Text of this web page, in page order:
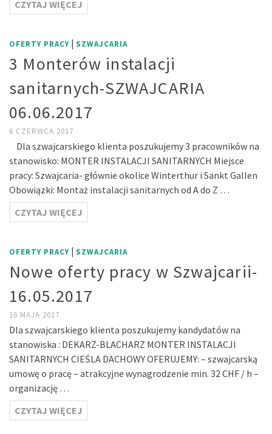
CZYTAJ WIĘCEJ
OFERTY PRACY | SZWAJCARIA
3 Monterów instalacji
sanitarnych-SZWAJCARIA
06.06.2017
6 CZERWCA 2017
Dla szwajcarskiego klienta poszukujemy 3 pracowników na
stanowisko: MONTER INSTALACJI SANITARNYCH Miejsce
pracy: Szwajcaria- głównie okolice Winterthur i Sankt Gallen
Obowiązki: Montaż instalacji sanitarnych od A do Z …
CZYTAJ WIĘCEJ
OFERTY PRACY | SZWAJCARIA
Nowe oferty pracy w Szwajcarii-
16.05.2017
16 MAJA 2017
Dla szwajcarskiego klienta poszukujemy kandydatów na
stanowiska : DEKARZ-BLACHARZ MONTER INSTALACJI
SANITARNYCH CIEŚLA DACHOWY OFERUJEMY: – szwajcarską
umowę o pracę – atrakcyjne wynagrodzenie min. 32 CHF / h –
organizację …
CZYTAJ WIĘCEJ